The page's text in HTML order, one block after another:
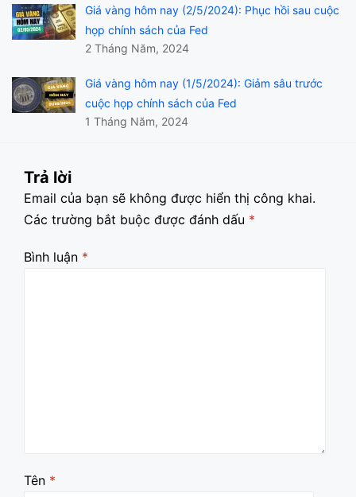
Giá vàng hôm nay (2/5/2024): Phục hồi sau cuộc
họp chính sách của Fed
2 Tháng Năm, 2024
Giá vàng hôm nay (1/5/2024): Giảm sâu trước
cuộc họp chính sách của Fed
1 Tháng Năm, 2024
Trả lời
Email của bạn sẽ không được hiển thị công khai.
Các trường bắt buộc được đánh dấu *
Bình luận *
Tên *